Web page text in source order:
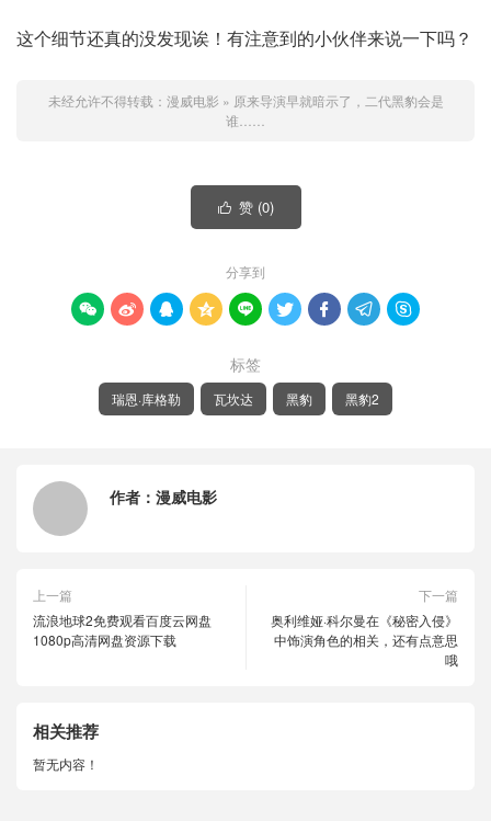
这个细节还真的没发现诶！有注意到的小伙伴来说一下吗？
未经允许不得转载： 漫威电影 » 原来导演早就暗示了，二代黑豹会是
谁……
 赞 (0)
分享到
        
标签
瑞恩·库格勒 瓦坎达 黑豹 黑豹2
作者： 漫威电影
上一篇
流浪地球2免费观看百度云网盘
1080p高清网盘资源下载
下一篇
奥利维娅·科尔曼在《秘密入侵》
中饰演角色的相关，还有点意思
哦
相关推荐
暂无内容！